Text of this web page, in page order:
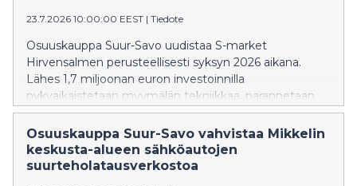
23.7.2026 10:00:00 EEST | Tiedote
Osuuskauppa Suur-Savo uudistaa S-market
Hirvensalmen perusteellisesti syksyn 2026 aikana.
Lähes 1,7 miljoonan euron investoinnilla
nykyaikaistetaan myymälän tekniikkaa, parannetaan
energiatehokkuutta ja kehitetään palveluita
vastaamaan entistä paremmin alueen asiakkaiden
tarpeita. Uudistustöiden on tarkoitus valmistua vuoden
loppuun mennessä.
Osuuskauppa Suur-Savo vahvistaa Mikkelin
keskusta-alueen sähköautojen
suurteholatausverkostoa